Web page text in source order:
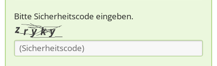
Bitte Sicherheitscode eingeben.